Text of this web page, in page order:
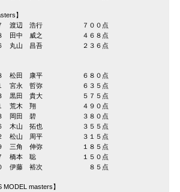
】
７ 渡辺 浩行 ７００点
８ 田中 威之 ４６８点
６ 丸山 昌吾 ２３６点
８ 松田 康平 ６８０点
１ 宮永 哲弥 ６３５点
３ 黒田 貴大 ５７５点
１ 荒木 翔 ４９０点
３ 岡田 碧 ３８０点
６ 木山 拓也 ３５５点
２ 松山 周平 ３１５点
９ 三角 伸弥 １８５点
７ 橋本 聡 １５０点
３０ 伊藤 裕次 ８５点
MODEL masters】